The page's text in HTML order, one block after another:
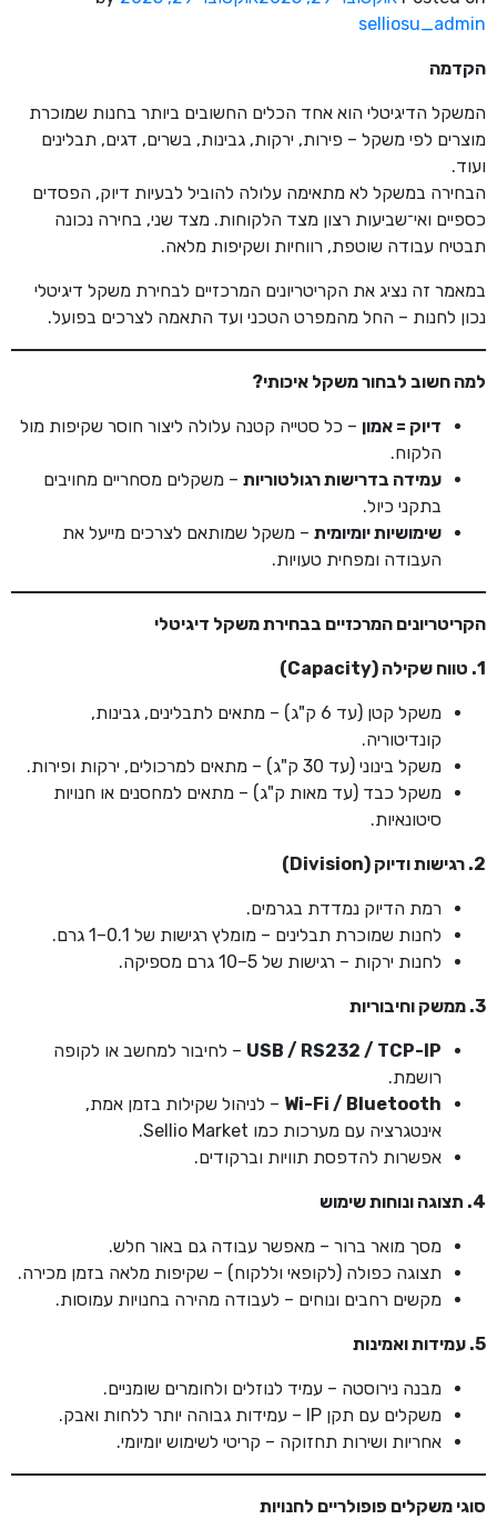
selliosu_admin
הקדמה
המשקל הדיגיטלי הוא אחד הכלים החשובים ביותר בחנות שמוכרת
מוצרים לפי משקל – פירות, ירקות, גבינות, בשרים, דגים, תבלינים
ועוד.
הבחירה במשקל לא מתאימה עלולה להוביל לבעיות דיוק, הפסדים
כספיים ואי־שביעות רצון מצד הלקוחות. מצד שני, בחירה נכונה
תבטיח עבודה שוטפת, רווחיות ושקיפות מלאה.
במאמר זה נציג את הקריטריונים המרכזיים לבחירת משקל דיגיטלי
נכון לחנות – החל מהמפרט הטכני ועד התאמה לצרכים בפועל.
למה חשוב לבחור משקל איכותי?
דיוק = אמון – כל סטייה קטנה עלולה ליצור חוסר שקיפות מול
הלקוח.
עמידה בדרישות רגולטוריות – משקלים מסחריים מחויבים
בתקני כיול.
שימושיות יומיומית – משקל שמותאם לצרכים מייעל את
העבודה ומפחית טעויות.
הקריטריונים המרכזיים בבחירת משקל דיגיטלי
1. טווח שקילה (Capacity)
משקל קטן (עד 6 ק"ג) – מתאים לתבלינים, גבינות,
קונדיטוריה.
משקל בינוני (עד 30 ק"ג) – מתאים למרכולים, ירקות ופירות.
משקל כבד (עד מאות ק"ג) – מתאים למחסנים או חנויות
סיטונאיות.
2. רגישות ודיוק (Division)
רמת הדיוק נמדדת בגרמים.
לחנות שמוכרת תבלינים – מומלץ רגישות של 0.1–1 גרם.
לחנות ירקות – רגישות של 5–10 גרם מספיקה.
3. ממשק וחיבוריות
USB / RS232 / TCP-IP – לחיבור למחשב או לקופה
רושמת.
Wi-Fi / Bluetooth – לניהול שקילות בזמן אמת,
אינטגרציה עם מערכות כמו Sellio Market.
אפשרות להדפסת תוויות וברקודים.
4. תצוגה ונוחות שימוש
מסך מואר ברור – מאפשר עבודה גם באור חלש.
תצוגה כפולה (לקופאי וללקוח) – שקיפות מלאה בזמן מכירה.
מקשים רחבים ונוחים – לעבודה מהירה בחנויות עמוסות.
5. עמידות ואמינות
מבנה נירוסטה – עמיד לנוזלים ולחומרים שומניים.
משקלים עם תקן IP – עמידות גבוהה יותר ללחות ואבק.
אחריות ושירות תחזוקה – קריטי לשימוש יומיומי.
סוגי משקלים פופולריים לחנויות